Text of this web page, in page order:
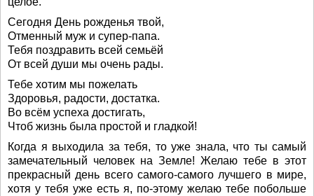
Сегодня День рожденья твой,
Отменный муж и супер-папа.
Тебя поздравить всей семьёй
От всей души мы очень рады.
Тебе хотим мы пожелать
Здоровья, радости, достатка.
Во всём успеха достигать,
Чтоб жизнь была простой и гладкой!
Когда я выходила за тебя, то уже знала, что ты самый
замечательный человек на Земле! Желаю тебе в этот
прекрасный день всего самого-самого лучшего в мире,
хотя у тебя уже есть я, по-этому желаю тебе побольше